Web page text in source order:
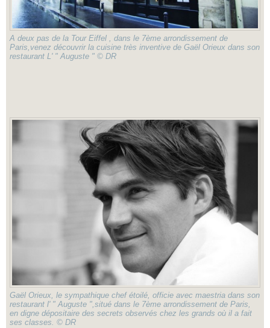
A deux pas de la Tour Eiffel , dans le 7ème arrondissement de
Paris,venez découvrir la cuisine très inventive de Gaël Orieux dans son
restaurant L' " Auguste " © DR
Gaël Orieux, le sympathique chef étoilé, officie avec maestria dans son
restaurant l' " Auguste ",situé dans le 7ème arrondissement de Paris,
en digne dépositaire des secrets observés chez les grands où il a fait
ses classes. © DR